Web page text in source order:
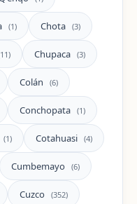
(1) Chota (3)
Chupaca (3)
Colán (6)
Conchopata (1)
(1) Cotahuasi (4)
Cumbemayo (6)
Cuzco (352)